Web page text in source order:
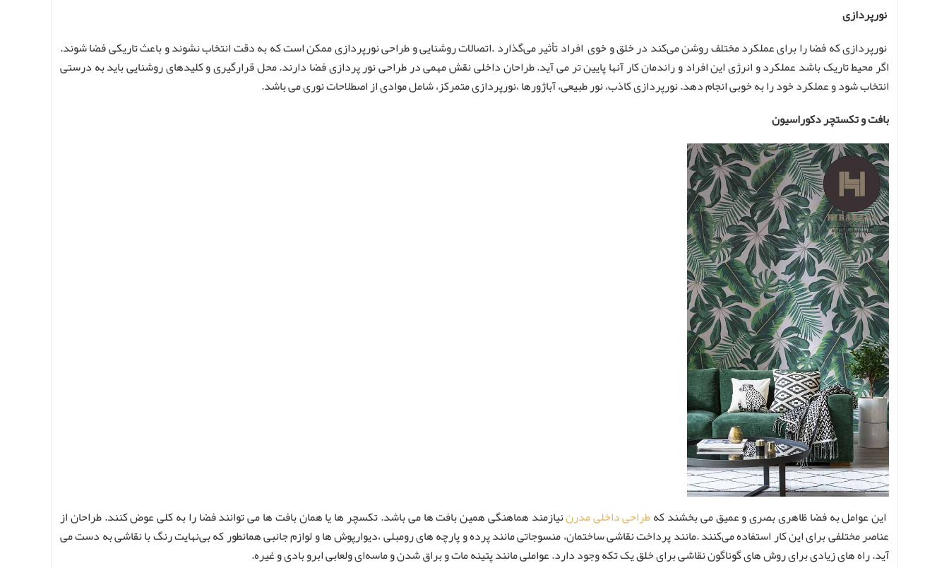
نورپردازی
نورپردازی که فضا را برای عملکرد مختلف روشن می‌کند در خلق و خوی افراد تأثیر می‌گذارد .اتصالات روشنایی و طراحی نورپردازی ممکن است که به دقت انتخاب نشوند و باعث تاریکی فضا شوند.
اگر محیط تاریک باشد عملکرد و انرژی این افراد و راندمان کار آنها پایین تر می آید. طراحان داخلی نقش مهمی در طراحی نور پردازی فضا دارند. محل قرارگیری و کلیدهای روشنایی باید به درستی
انتخاب شود و عملکرد خود را به خوبی انجام دهد. نورپردازی کاذب، نور طبیعی، آباژورها ،نورپردازی متمرکز، شامل موادی از اصطلاحات نوری می باشد.
بافت و تکستچر دکوراسیون
این عوامل به فضا ظاهری بصری و عمیق می بخشند کهطراحی داخلی مدرننیازمند هماهنگی همین بافت ها می باشد. تکسچر ها یا همان بافت ها می توانند فضا را به کلی عوض کنند. طراحان از
عناصر مختلفی برای این کار استفاده می‌کنند .مانند پرداخت نقاشی ساختمان، منسوجاتی مانند پرده و پارچه های رومبلی ،دیوارپوش ها و لوازم جانبی همانطور که بی‌نهایت رنگ با نقاشی به دست می
آید. راه های زیادی برای روش های گوناگون نقاشی برای خلق یک تکه وجود دارد. عواملی مانند پتینه مات و براق شدن و ماسه‌ای ولعابی ابرو بادی و غیره.